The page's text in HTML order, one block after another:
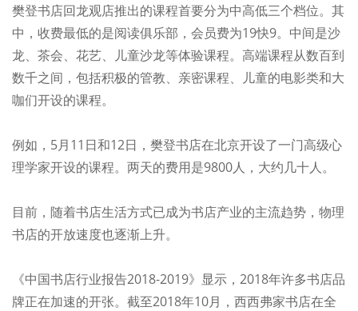
樊登书店回龙观店推出的课程首要分为中高低三个档位。其
中，收费最低的是阅读俱乐部，会员费为19快9。中间是沙
龙、茶会、花艺、儿童沙龙等体验课程。高端课程从数百到
数千之间，包括积极的管教、亲密课程、儿童的电影类和大
咖们开设的课程。
例如，5月11日和12日，樊登书店在北京开设了一门高级心
理学家开设的课程。两天的费用是9800人，大约几十人。
目前，随着书店生活方式已成为书店产业的主流趋势，物理
书店的开放速度也逐渐上升。
《中国书店行业报告2018-2019》显示，2018年许多书店品
牌正在加速的开张。截至2018年10月，西西弗家书店在全